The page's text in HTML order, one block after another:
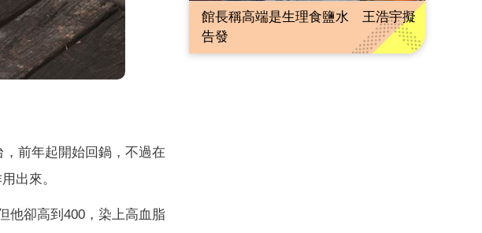
前年起開始回鍋，不過在
出來。
他卻高到400，染上高血脂
館長稱高端是生理食鹽水 王浩宇擬
告發